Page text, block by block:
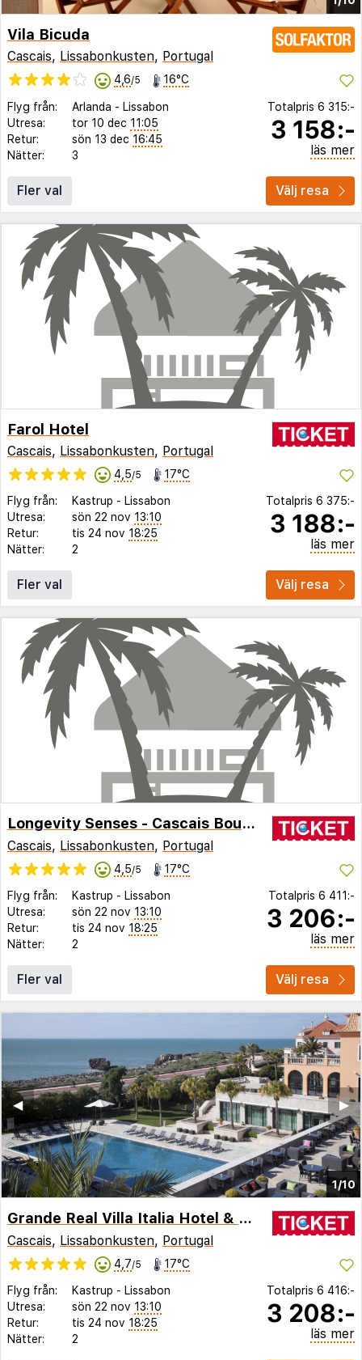
Vila Bicuda
Cascais, Lissabonkusten, Portugal
4,6/5 16°C
Flyg från: Arlanda - Lissabon
Utresa:
tor 10 dec 11:05
Retur:
sön 13 dec 16:45
Nätter:
3
Totalpris 6 315:-
3 158:-
läs mer
Fler val Välj resa
Farol Hotel
Cascais, Lissabonkusten, Portugal
4,5/5 17°C
Flyg från: Kastrup - Lissabon
Utresa:
sön 22 nov 13:10
Retur:
tis 24 nov 18:25
Nätter:
2
Totalpris 6 375:-
3 188:-
läs mer
Fler val Välj resa
Longevity Senses - Cascais Boutique Hotel - Adults Only
Cascais, Lissabonkusten, Portugal
4,5/5 17°C
Flyg från: Kastrup - Lissabon
Utresa:
sön 22 nov 13:10
Retur:
tis 24 nov 18:25
Nätter:
2
Totalpris 6 411:-
3 206:-
läs mer
Fler val Välj resa
1/10
▶︎
◀︎
Grande Real Villa Italia Hotel & Spa
Cascais, Lissabonkusten, Portugal
4,7/5 17°C
Flyg från: Kastrup - Lissabon
Utresa:
sön 22 nov 13:10
Retur:
tis 24 nov 18:25
Nätter:
2
Totalpris 6 416:-
3 208:-
läs mer